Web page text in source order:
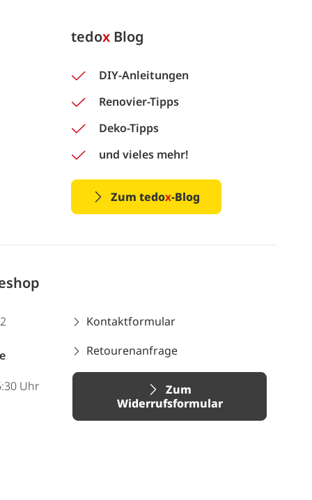
tedox Blog
DIY-Anleitungen
Renovier-Tipps
Deko-Tipps
und vieles mehr!
Zum tedox-Blog
Uhr
Kontaktformular
Retourenanfrage
Zum
Widerrufsformular